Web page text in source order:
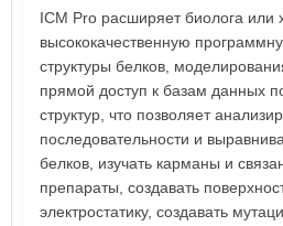
ICM Pro расширяет биолога или
высококачественную
структуры белков,
прямой доступ к базам данных
структур, что позволяет
последовательности и
белков, изучать карманы и
препараты, создавать
электростатику, создавать